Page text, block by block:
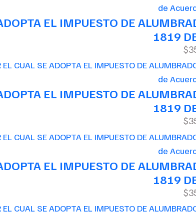
de
EL IMPUESTO DE
1819
de
EL IMPUESTO DE
1819
de
EL IMPUESTO DE
1819